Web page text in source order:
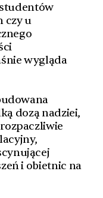
czy u
wygląda
dozą nadziei,
i obietnic na